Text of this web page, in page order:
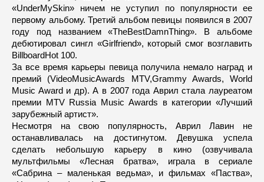
«UnderMySkin» ничем не уступил по популярности ее
первому альбому. Третий альбом певицы появился в 2007
году под названием «TheBestDamnThing». В альбоме
дебютировал сингл «Girlfriend», который смог возглавить
BillboardHot 100.
За все время карьеры певица получила немало наград и
премий (VideoMusicAwards MTV,Grammy Awards, World
Music Award и др). А в 2007 года Аврил стала лауреатом
премии MTV Russia Music Awards в категории «Лучший
зарубежный артист».
Несмотря на свою популярность, Аврил Лавин не
останавливалась на достигнутом. Девушка успела
сделать небольшую карьеру в кино (озвучивала
мультфильмы «Лесная братва», играла в сериале
«Сабрина – маленькая ведьма», и фильмах «Паства»,